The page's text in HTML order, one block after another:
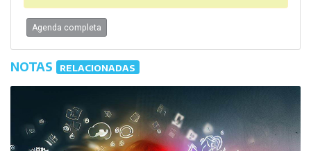
Agenda completa
NOTAS RELACIONADAS